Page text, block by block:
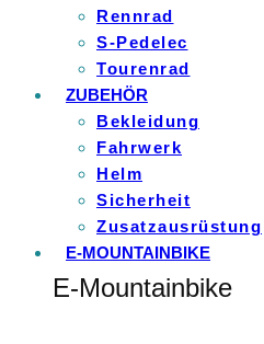
Rennrad
S-Pedelec
Tourenrad
ZUBEHÖR
Bekleidung
Fahrwerk
Helm
Sicherheit
Zusatzausrüstung
E-MOUNTAINBIKE
E-Mountainbike